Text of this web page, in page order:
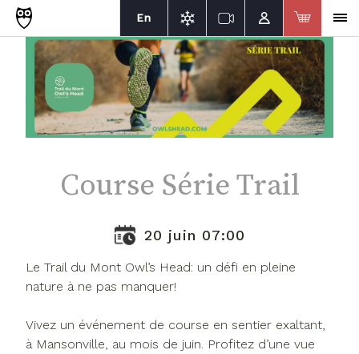
En
Course Série Trail
20 juin 07:00
Le Trail du Mont Owl’s Head: un défi en pleine
nature à ne pas manquer!
Vivez un événement de course en sentier exaltant,
à Mansonville, au mois de juin. Profitez d’une vue